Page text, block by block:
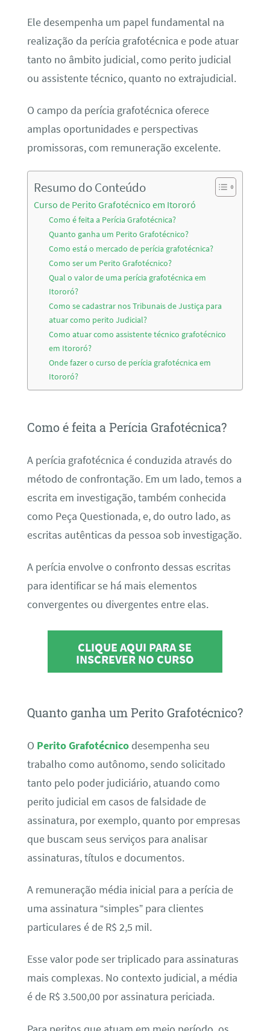
Ele desempenha um papel fundamental na
realização da perícia grafotécnica e pode atuar
tanto no âmbito judicial, como perito judicial
ou assistente técnico, quanto no extrajudicial.
O campo da perícia grafotécnica oferece
amplas oportunidades e perspectivas
promissoras, com remuneração excelente.
Resumo do Conteúdo
Curso de Perito Grafotécnico em Itororó
Como é feita a Perícia Grafotécnica?
Quanto ganha um Perito Grafotécnico?
Como está o mercado de perícia grafotécnica?
Como ser um Perito Grafotécnico?
Qual o valor de uma perícia grafotécnica em
Itororó?
Como se cadastrar nos Tribunais de Justiça para
atuar como perito Judicial?
Como atuar como assistente técnico grafotécnico
em Itororó?
Onde fazer o curso de perícia grafotécnica em
Itororó?
Como é feita a Perícia Grafotécnica?
A perícia grafotécnica é conduzida através do
método de confrontação. Em um lado, temos a
escrita em investigação, também conhecida
como Peça Questionada, e, do outro lado, as
escritas autênticas da pessoa sob investigação.
A perícia envolve o confronto dessas escritas
para identificar se há mais elementos
convergentes ou divergentes entre elas.
CLIQUE AQUI PARA SE
INSCREVER NO CURSO
Quanto ganha um Perito Grafotécnico?
O Perito Grafotécnicodesempenha seu
trabalho como autônomo, sendo solicitado
tanto pelo poder judiciário, atuando como
perito judicial em casos de falsidade de
assinatura, por exemplo, quanto por empresas
que buscam seus serviços para analisar
assinaturas, títulos e documentos.
A remuneração média inicial para a perícia de
uma assinatura “simples” para clientes
particulares é de R$ 2,5 mil.
Esse valor pode ser triplicado para assinaturas
mais complexas. No contexto judicial, a média
é de R$ 3.500,00 por assinatura periciada.